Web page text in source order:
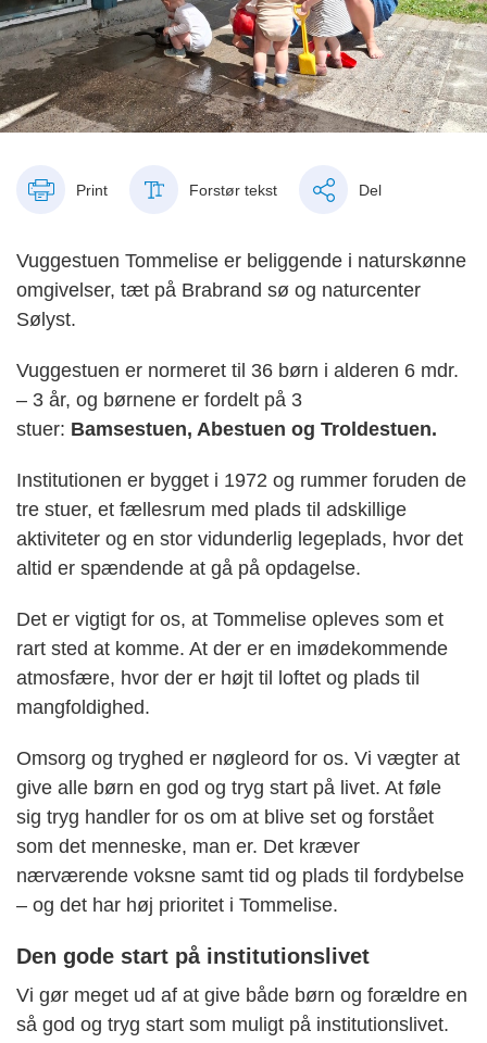
Print Forstør tekst Del
Vuggestuen Tommelise er beliggende i naturskønne
omgivelser, tæt på Brabrand sø og naturcenter
Sølyst.
Vuggestuen er normeret til 36 børn i alderen 6 mdr.
– 3 år, og børnene er fordelt på 3
stuer: Bamsestuen, Abestuen og Troldestuen.
Institutionen er bygget i 1972 og rummer foruden de
tre stuer, et fællesrum med plads til adskillige
aktiviteter og en stor vidunderlig legeplads, hvor det
altid er spændende at gå på opdagelse.
Det er vigtigt for os, at Tommelise opleves som et
rart sted at komme. At der er en imødekommende
atmosfære, hvor der er højt til loftet og plads til
mangfoldighed.
Omsorg og tryghed er nøgleord for os. Vi vægter at
give alle børn en god og tryg start på livet. At føle
sig tryg handler for os om at blive set og forstået
som det menneske, man er. Det kræver
nærværende voksne samt tid og plads til fordybelse
– og det har høj prioritet i Tommelise.
Den gode start på institutionslivet
Vi gør meget ud af at give både børn og forældre en
så god og tryg start som muligt på institutionslivet.